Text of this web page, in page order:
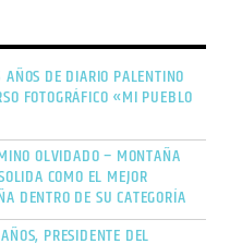
DE DIARIO PALENTINO
FOTOGRÁFICO «MI PUEBLO
OLVIDADO – MONTAÑA
COMO EL MEJOR
DENTRO DE SU CATEGORÍA
PRESIDENTE DEL